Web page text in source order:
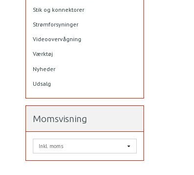
Stik og konnektorer
Strømforsyninger
Videoovervågning
Værktøj
Nyheder
Udsalg
Momsvisning